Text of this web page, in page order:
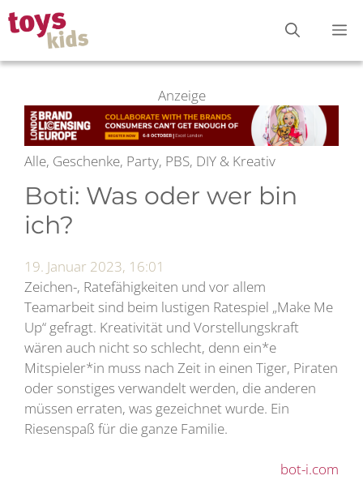
Zum
Inhalt
springen
Anzeige
Alle, Geschenke, Party, PBS, DIY & Kreativ
Boti: Was oder wer bin
ich?
19. Januar 2023, 16:01
Zeichen-, Ratefähigkeiten und vor allem
Teamarbeit sind beim lustigen Ratespiel „Make Me
Up“ gefragt. Kreativität und Vorstellungskraft
wären auch nicht so schlecht, denn ein*e
Mitspieler*in muss nach Zeit in einen Tiger, Piraten
oder sonstiges verwandelt werden, die anderen
müssen erraten, was gezeichnet wurde. Ein
Riesenspaß für die ganze Familie.
bot-i.com